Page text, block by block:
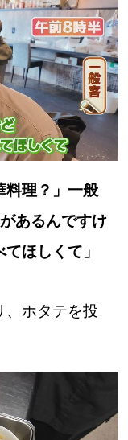
料理？」一般
あるんですけ
ほしくて」
、ホタテを投